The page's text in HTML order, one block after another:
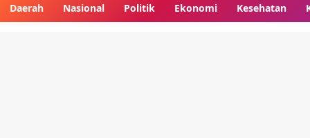
Daerah Nasional Politik Ekonomi Kesehatan